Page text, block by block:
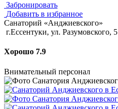
Забронировать
Добавить в избранное
Санаторий «Анджиевского»
г.Ессентуки, ул. Разумовского, 5
Хорошо 7.9
Внимательный персонал